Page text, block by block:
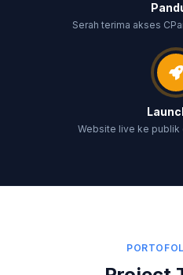
Serah terima akses
Website live ke publik